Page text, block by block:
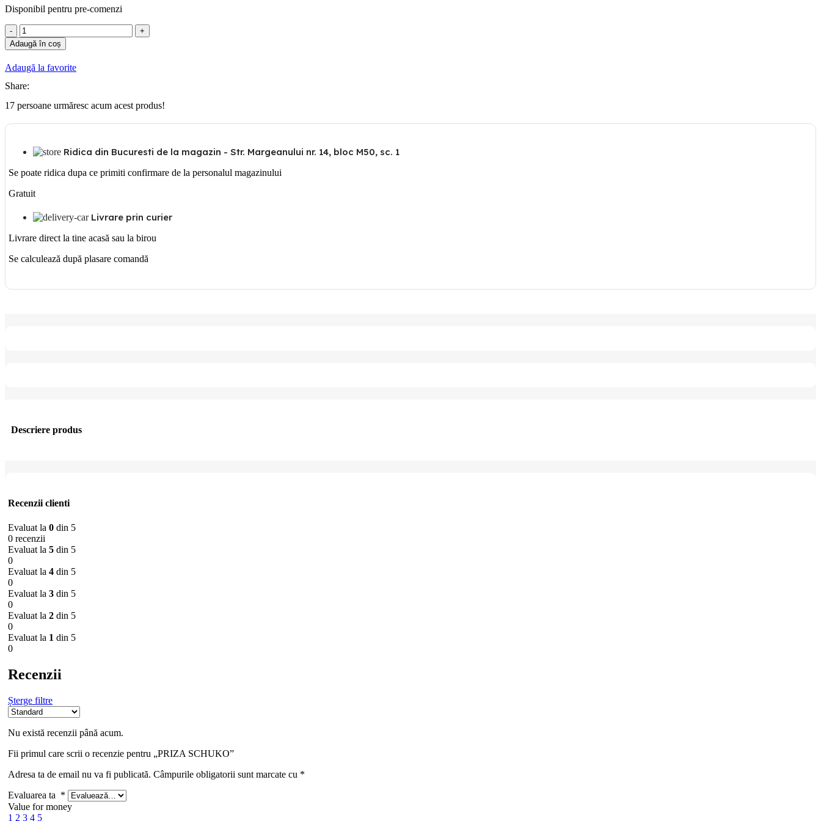
Disponibil pentru pre-comenzi
Cantitate
PRIZA
SCHUKO
Adaugă în coș
Adaugă la favorite
Share:
17 persoane urmăresc acum acest produs!
Ridica din Bucuresti de la magazin - Str. Margeanului nr. 14, bloc M50, sc. 1
Se poate ridica dupa ce primiti confirmare de la personalul magazinului
Gratuit
Livrare prin curier
Livrare direct la tine acasă sau la birou
Se calculează după plasare comandă
Descriere produs
Recenzii clienti
Evaluat la 0 din 5
0 recenzii
Evaluat la 5 din 5
0
Evaluat la 4 din 5
0
Evaluat la 3 din 5
0
Evaluat la 2 din 5
0
Evaluat la 1 din 5
0
Recenzii
Șterge filtre
Nu există recenzii până acum.
Fii primul care scrii o recenzie pentru „PRIZA SCHUKO”
Adresa ta de email nu va fi publicată. Câmpurile obligatorii sunt marcate cu *
Evaluarea ta *
Value for money
1 2 3 4 5